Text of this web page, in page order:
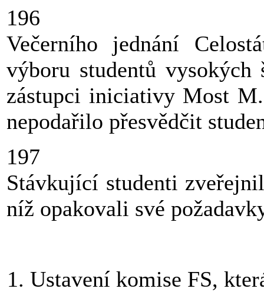
196
Večerního jednání
výboru studentů
zástupci iniciativy Most
nepodařilo přesvědčit
197
Stávkující studenti
níž opakovali své
Ustavení komise FS,